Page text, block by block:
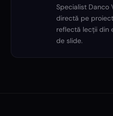
Specialist Danco
directă pe
reflectă lecții din
de slide.